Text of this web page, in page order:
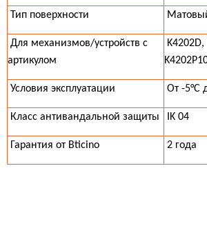
Тип поверхности
Для механизмов/устройств с
артикулом
Условия эксплуатации От -5°C
Класс антивандальной защиты IK 04
Гарантия от Bticino 2 года